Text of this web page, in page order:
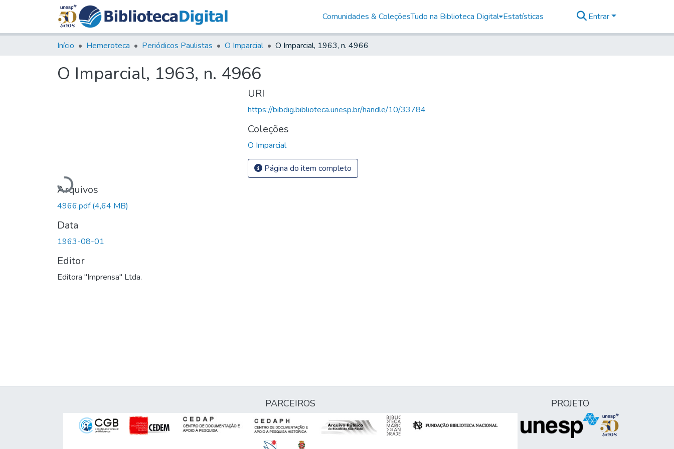
Comunidades & ColeçõesTudo na Biblioteca Digital Estatísticas Entrar
Início Hemeroteca Periódicos Paulistas O Imparcial O Imparcial, 1963, n. 4966
O Imparcial, 1963, n. 4966
Carregando...
Arquivos
4966.pdf(4,64 MB)
Data
1963-08-01
Editor
Editora "Imprensa" Ltda.
URI
https://bibdig.biblioteca.unesp.br/handle/10/33784
Coleções
O Imparcial
Página do item completo
PARCEIROS PROJETO